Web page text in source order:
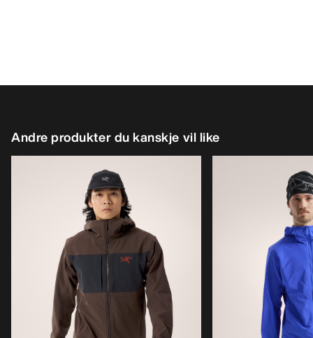
Andre produkter du kanskje vil like